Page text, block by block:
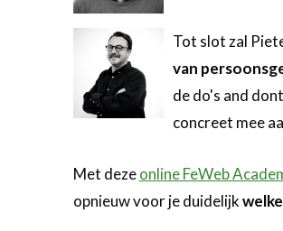
Tot slot zal
van
de do's and
concreet mee
Met dezeonline FeWeb
opnieuw voor je duidelijk